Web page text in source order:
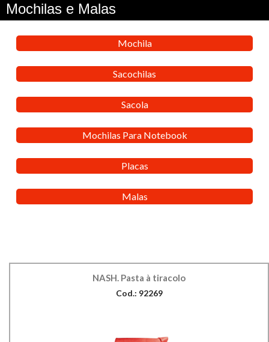
Mochilas e Malas
Mochila
Sacochilas
Sacola
Mochilas Para Notebook
Placas
Malas
NASH. Pasta à tiracolo
Cod.: 92269